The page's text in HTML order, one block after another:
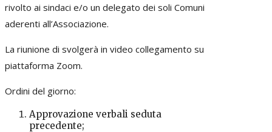
rivolto ai sindaci e/o un delegato dei soli Comuni
aderenti all’Associazione.
La riunione di svolgerà in video collegamento su
piattaforma Zoom.
Ordini del giorno:
Approvazione verbali seduta
precedente;